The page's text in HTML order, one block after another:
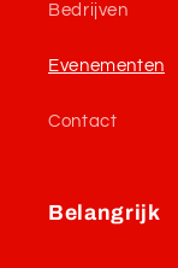
Bedrijven
Evenementen
Contact
Belangrijk